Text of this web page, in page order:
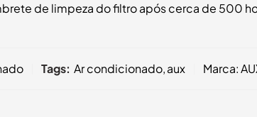
de limpeza do filtro após cerca de 500
Tags: Ar condicionado,aux Marca: